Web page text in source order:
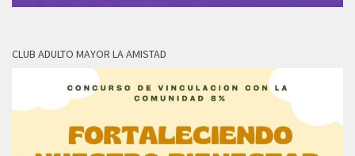
CLUB ADULTO MAYOR LA AMISTAD